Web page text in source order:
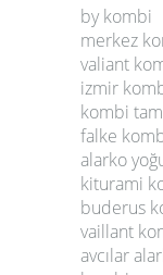
by kombi
merkez
valiant
izmir
kombi
falke
alarko
kiturami
buderus
vaillant
avcılar